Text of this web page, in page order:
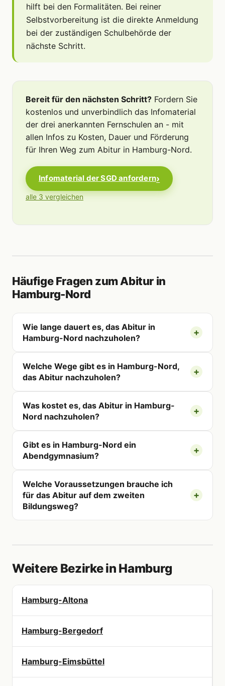
hilft bei den Formalitäten. Bei reiner
Selbstvorbereitung ist die direkte Anmeldung
bei der zuständigen Schulbehörde der
nächste Schritt.
Bereit für den nächsten Schritt? Fordern Sie
kostenlos und unverbindlich das Infomaterial
der drei anerkannten Fernschulen an - mit
allen Infos zu Kosten, Dauer und Förderung
für Ihren Weg zum Abitur in Hamburg-Nord.
Infomaterial der SGD anfordern
alle 3 vergleichen
Häufige Fragen zum Abitur in
Hamburg-Nord
Wie lange dauert es, das Abitur in
Hamburg-Nord nachzuholen?
Welche Wege gibt es in Hamburg-Nord,
das Abitur nachzuholen?
Was kostet es, das Abitur in Hamburg-
Nord nachzuholen?
Gibt es in Hamburg-Nord ein
Abendgymnasium?
Welche Voraussetzungen brauche ich
für das Abitur auf dem zweiten
Bildungsweg?
Weitere Bezirke in Hamburg
Hamburg-Altona
Hamburg-Bergedorf
Hamburg-Eimsbüttel